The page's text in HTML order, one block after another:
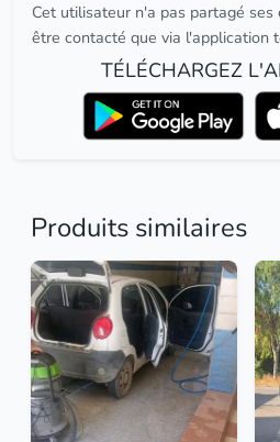
Cet utilisateur n'a pas partagé
être contacté que via l'application
TÉLÉCHARGEZ
Produits similaires